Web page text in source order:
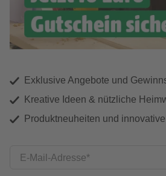
Exklusive Angebote und
Kreative Ideen & nützliche
Produktneuheiten und
E-Mail-Adresse